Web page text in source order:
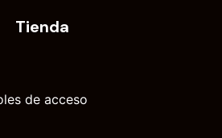
Tienda
de acceso